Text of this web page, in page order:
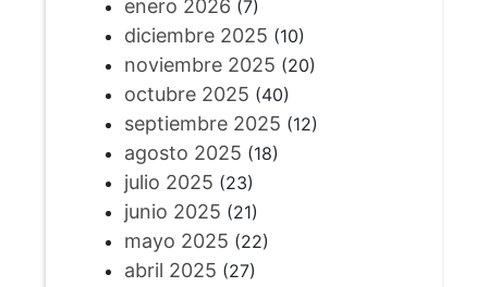
enero 2026 (7)
diciembre 2025 (10)
noviembre 2025 (20)
octubre 2025 (40)
septiembre 2025 (12)
agosto 2025 (18)
julio 2025 (23)
junio 2025 (21)
mayo 2025 (22)
abril 2025 (27)